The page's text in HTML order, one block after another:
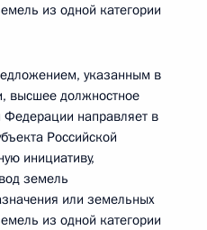
из одной категории
указанным в
высшее должностное
Федерации направляет в
Российской
инициативу,
земель
или земельных
из одной категории